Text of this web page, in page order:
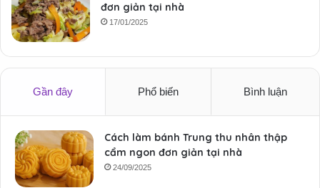
đơn giản tại nhà
17/01/2025
Gần đây Phổ biến Bình luận
Cách làm bánh Trung thu nhân thập
cẩm ngon đơn giản tại nhà
24/09/2025